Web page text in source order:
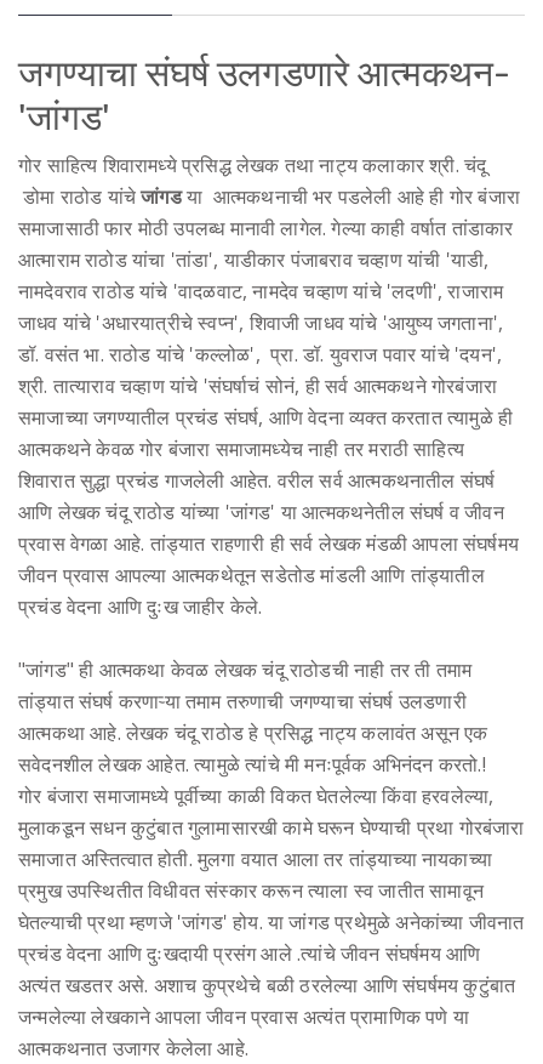
जगण्याचा संघर्ष उलगडणारे आत्मकथन-
'जांगड'
गोर साहित्य शिवारामध्ये प्रसिद्ध लेखक तथा नाट्य कलाकार श्री. चंदू
डोमा राठोड यांचेजांगडया आत्मकथनाची भर पडलेली आहे ही गोर बंजारा
समाजासाठी फार मोठी उपलब्ध मानावी लागेल. गेल्या काही वर्षात तांडाकार
आत्माराम राठोड यांचा 'तांडा', याडीकार पंजाबराव चव्हाण यांची 'याडी,
नामदेवराव राठोड यांचे 'वादळवाट, नामदेव चव्हाण यांचे 'लदणी', राजाराम
जाधव यांचे 'अधारयात्रीचे स्वप्न', शिवाजी जाधव यांचे 'आयुष्य जगताना',
डॉ. वसंत भा. राठोड यांचे 'कल्लोळ', प्रा. डॉ. युवराज पवार यांचे 'दयन',
श्री. तात्याराव चव्हाण यांचे 'संघर्षाचं सोनं, ही सर्व आत्मकथने गोरबंजारा
समाजाच्या जगण्यातील प्रचंड संघर्ष, आणि वेदना व्यक्त करतात त्यामुळे ही
आत्मकथने केवळ गोर बंजारा समाजामध्येच नाही तर मराठी साहित्य
शिवारात सुद्धा प्रचंड गाजलेली आहेत. वरील सर्व आत्मकथनातील संघर्ष
आणि लेखक चंदू राठोड यांच्या 'जांगड' या आत्मकथनेतील संघर्ष व जीवन
प्रवास वेगळा आहे. तांड्यात राहणारी ही सर्व लेखक मंडळी आपला संघर्षमय
जीवन प्रवास आपल्या आत्मकथेतून सडेतोड मांडली आणि तांड्यातील
प्रचंड वेदना आणि दुःख जाहीर केले.
"जांगड" ही आत्मकथा केवळ लेखक चंदू राठोडची नाही तर ती तमाम
तांड्यात संघर्ष करणाऱ्या तमाम तरुणाची जगण्याचा संघर्ष उलडणारी
आत्मकथा आहे. लेखक चंदू राठोड हे प्रसिद्ध नाट्य कलावंत असून एक
सवेदनशील लेखक आहेत. त्यामुळे त्यांचे मी मनःपूर्वक अभिनंदन करतो.!
गोर बंजारा समाजामध्ये पूर्वीच्या काळी विकत घेतलेल्या किंवा हरवलेल्या,
मुलाकडून सधन कुटुंबात गुलामासारखी कामे घरून घेण्याची प्रथा गोरबंजारा
समाजात अस्तित्वात होती. मुलगा वयात आला तर तांड्याच्या नायकाच्या
प्रमुख उपस्थितीत विधीवत संस्कार करून त्याला स्व जातीत सामावून
घेतल्याची प्रथा म्हणजे 'जांगड' होय. या जांगड प्रथेमुळे अनेकांच्या जीवनात
प्रचंड वेदना आणि दुःखदायी प्रसंग आले .त्यांचे जीवन संघर्षमय आणि
अत्यंत खडतर असे. अशाच कुप्रथेचे बळी ठरलेल्या आणि संघर्षमय कुटुंबात
जन्मलेल्या लेखकाने आपला जीवन प्रवास अत्यंत प्रामाणिक पणे या
आत्मकथनात उजागर केलेला आहे.